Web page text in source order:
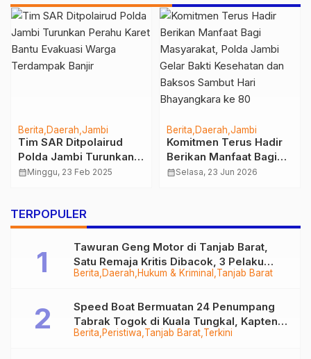
Jambi
Hadir
Bagi
Polda
ke 80
2026
Berita Pendidikan
Sosialisasi Parenting
Schreentime Sehat
pada Anak Usia Dini
calendar_monthJumat, 15 Nov 2024
Berita
Hukum &
Nasional
Breaking
Kilogram
TERPOPULER
Berita Daerah Hukum & Kriminal Tanjab Barat
Tawuran Geng Motor di Tanjab Barat,
Satu Remaja Kritis Dibacok, 3 Pelaku
Ditangkap
Berita Peristiwa Tanjab Barat Terkini
Speed Boat Bermuatan 24 Penumpang
Tabrak Togok di Kuala Tungkal, Kapten
Sempat Hilang